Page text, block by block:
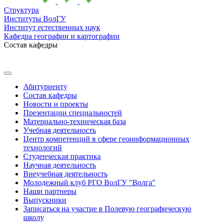
Структура
Институты ВолГУ
Институт естественных наук
Кафедра географии и картографии
Состав кафедры
Абитуриенту
Состав кафедры
Новости и проекты
Презентации специальностей
Материально-техническая база
Учебная деятельность
Центр компетенций в сфере геоинформационных
технологий
Студенческая практика
Научная деятельность
Внеучебная деятельность
Молодежный клуб РГО ВолГУ "Волга"
Наши партнеры
Выпускники
Записаться на участие в Полевую географическую
школу